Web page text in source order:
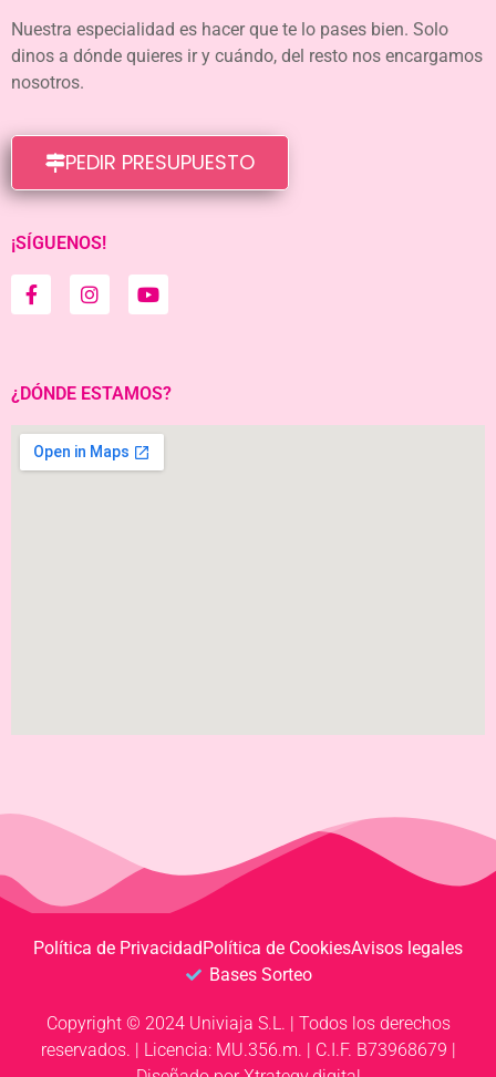
Nuestra especialidad es hacer que te lo pases bien. Solo
dinos a dónde quieres ir y cuándo, del resto nos encargamos
nosotros.
PEDIR PRESUPUESTO
¡SÍGUENOS!
¿DÓNDE ESTAMOS?
Política de PrivacidadPolítica de CookiesAvisos legales
Bases Sorteo
Copyright © 2024 Univiaja S.L. | Todos los derechos
reservados. | Licencia: MU.356.m. | C.I.F. B73968679 |